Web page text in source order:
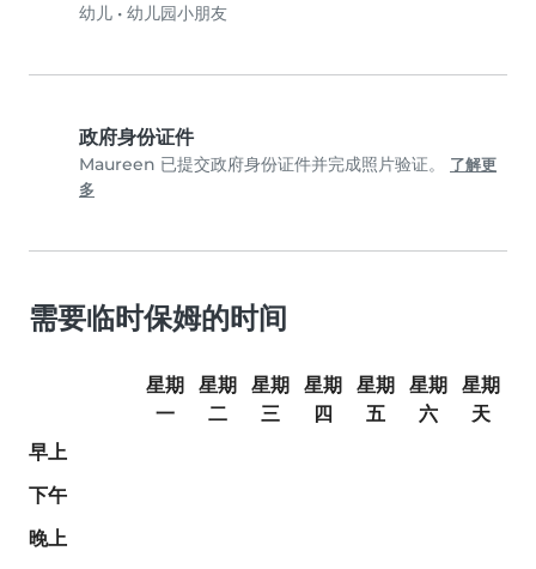
幼儿 • 幼儿园小朋友
政府身份证件
Maureen 已提交政府身份证件并完成照片验证。
了解更
多
需要临时保姆的时间
星期
一
星期
二
星期
三
星期
四
星期
五
星期
六
星期
天
早上
下午
晚上